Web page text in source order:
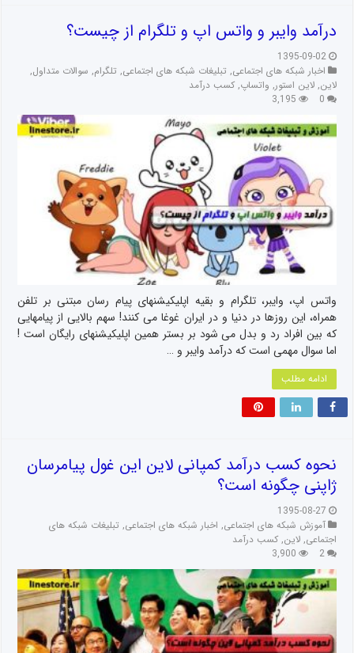
درآمد وایبر و واتس اپ و تلگرام از چیست؟
1395-09-02
اخبار شبکه های اجتماعی, تبلیغات شبکه های اجتماعی, تلگرام, سوالات متداول,
لاین, لاین استور, واتساپ, کسب درآمد
0
3,195
واتس اپ، وایبر، تلگرام و بقیه اپلیکیشنهای پیام رسان مبتنی بر تلفن
همراه، این روزها در دنیا و در ایران غوغا می کنند! سهم بالایی از پیامهایی
که بین افراد رد و بدل می شود بر بستر همین اپلیکیشنهای رایگان است !
اما سوال مهمی است که درآمد وایبر و …
ادامه مطلب
نحوه کسب درآمد کمپانی لاین این غول پیامرسان
ژاپنی چگونه است؟
1395-08-27
آموزش شبکه های اجتماعی, اخبار شبکه های اجتماعی, تبلیغات شبکه های
اجتماعی, لاین, کسب درآمد
2
3,900